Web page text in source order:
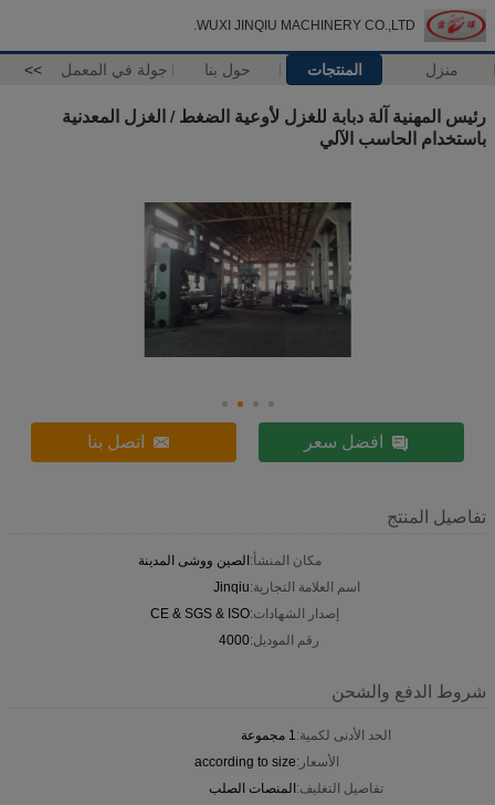
WUXI JINQIU MACHINERY CO.,LTD.
منزل المنتجات حول بنا جولة في المعمل >>
رئيس المهنية آلة دبابة للغزل لأوعية الضغط / الغزل المعدنية
باستخدام الحاسب الآلي
افضل سعر اتصل بنا
تفاصيل المنتج
مكان المنشأ:الصين ووشى المدينة
اسم العلامة التجارية:Jinqiu
إصدار الشهادات:CE & SGS & ISO
رقم الموديل:4000
شروط الدفع والشحن
الحد الأدنى لكمية:1 مجموعة
الأسعار:according to size
تفاصيل التغليف:المنصات الصلب